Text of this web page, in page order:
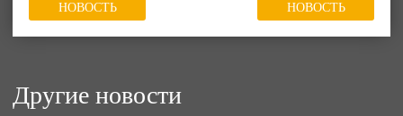
НОВОСТЬ
НОВОСТЬ
Другие новости